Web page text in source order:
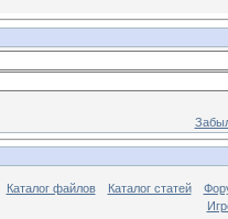
Каталог файлов Каталог статей